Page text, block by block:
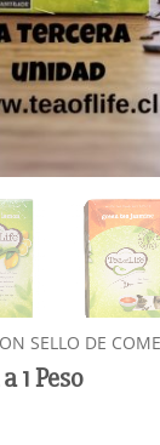
SELLO DE
1 Peso